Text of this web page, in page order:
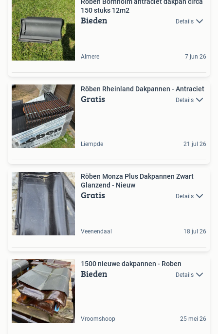
150 stuks 12m2
Bieden Details
Almere 7 jun 26
Röben Rheinland Dakpannen - Antraciet
Gratis Details
Liempde 21 jul 26
Röben Monza Plus Dakpannen Zwart
Glanzend - Nieuw
Gratis Details
Veenendaal 18 jul 26
1500 nieuwe dakpannen - Roben
Bieden Details
Vroomshoop 25 mei 26